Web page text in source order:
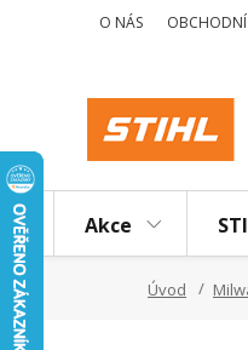
O NÁS
Akce
Úvod